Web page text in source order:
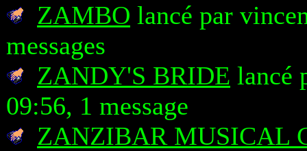
ZAMBO lancé par
messages
ZANDY'S BRIDE lancé
09:56, 1 message
ZANZIBAR MUSICAL